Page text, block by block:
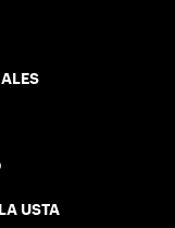
USTA